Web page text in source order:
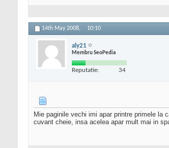
14th May 2008, 10:10
aly21
Membru SeoPedia
Reputatie: 34
Mie paginile vechi imi apar printre primele la
cuvant cheie, insa acelea apar mult mai in